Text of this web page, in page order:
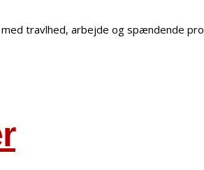
travlhed, arbejde og spændende